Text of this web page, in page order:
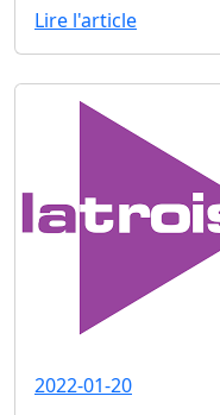
Lire l'article
2022-01-20